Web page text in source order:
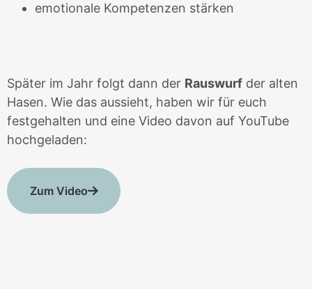
emotionale Kompetenzen stärken
Später im Jahr folgt dann der Rauswurf der alten
Hasen. Wie das aussieht, haben wir für euch
festgehalten und eine Video davon auf YouTube
hochgeladen:
Zum Video